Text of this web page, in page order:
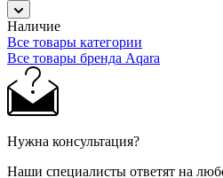
Наличие
Все товары категории
Все товары бренда Aqara
Нужна консультация?
Наши специалисты ответят на